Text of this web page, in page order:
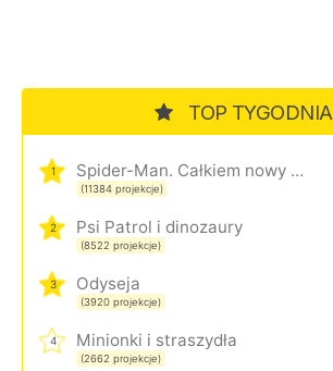
TOP TYGODNIA
1 Spider-Man. Całkiem nowy dzień
(11384 projekcje)
2 Psi Patrol i dinozaury
(8522 projekcje)
3 Odyseja
(3920 projekcje)
4 Minionki i straszydła
(2662 projekcje)